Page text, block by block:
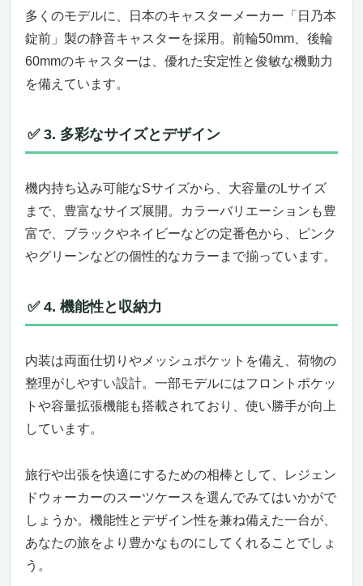
本ブランドの真骨頂
フロントオープン＆拡張で旅のストレスを軽減
する多機能モデル「BLUE WHALE｜78L/98L
スマート収納を叶えるフロントオープン＆片
圧倒的な収納力と拡張性能。撥水仕様で天候
にも強いから頼れる
ーへのこだわりが際立つ
細部まで配慮された使い勝手のよさ。現代の
旅行スタイルにマッチした実用設計
衝撃に強く旅の安心を守る堅牢設計「DECK｜
フレーム構造とアルミ補強でワンランク上の
快適性を追求したダブルキャスターと段階調
整キャリーハンドル
荷物整理がしやすい機能的な内装と実用的な
フック付き台座
TSAロック採用で海外旅行にも安心対応
「スパタ｜85L 4.6kg」
デザインと機能性を兼ね備えた重厚感あるシ
ルエット
実用性に優れたディテールが旅をさらに快適
多くのモデルに、日本のキャスターメーカー「日乃本
錠前」製の静音キャスターを採用。​前輪50mm、後輪
60mmのキャスターは、優れた安定性と俊敏な機動力
を備えています。 ​
✅ 3. 多彩なサイズとデザイン
機内持ち込み可能なSサイズから、大容量のLサイズ
まで、豊富なサイズ展開。​カラーバリエーションも豊
富で、ブラックやネイビーなどの定番色から、ピンク
やグリーンなどの個性的なカラーまで揃っています。​
✅ 4. 機能性と収納力
内装は両面仕切りやメッシュポケットを備え、荷物の
整理がしやすい設計。​一部モデルにはフロントポケッ
トや容量拡張機能も搭載されており、使い勝手が向上
しています。​
旅行や出張を快適にするための相棒として、レジェン
ドウォーカーのスーツケースを選んでみてはいかがで
しょうか。​機能性とデザイン性を兼ね備えた一台が、
あなたの旅をより豊かなものにしてくれることでしょ
う。